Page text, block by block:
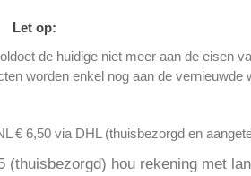
Let op:
de huidige niet meer aan de eisen
worden enkel nog aan de vernieuwde
€ 6,50 via DHL (thuisbezorgd en
hou rekening met